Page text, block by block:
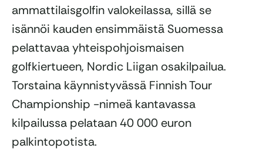
ammattilaisgolfin valokeilassa, sillä se
isännöi kauden ensimmäistä Suomessa
pelattavaa yhteispohjoismaisen
golfkiertueen, Nordic Liigan osakilpailua.
Torstaina käynnistyvässä Finnish Tour
Championship -nimeä kantavassa
kilpailussa pelataan 40 000 euron
palkintopotista.